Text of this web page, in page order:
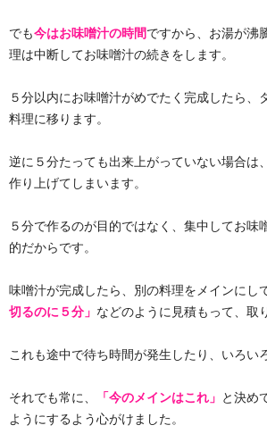
でも今はお味噌汁の時間ですから、お湯が沸
理は中断してお味噌汁の続きをします。
５分以内にお味噌汁がめでたく完成したら、
料理に移ります。
逆に５分たっても出来上がっていない場合は
作り上げてしまいます。
５分で作るのが目的ではなく、集中してお味
的だからです。
味噌汁が完成したら、別の料理をメインにし
切るのに５分」 などのように見積もって、取
これも途中で待ち時間が発生したり、いろい
それでも常に、 「今のメインはこれ」 と決め
ようにするよう心がけました。